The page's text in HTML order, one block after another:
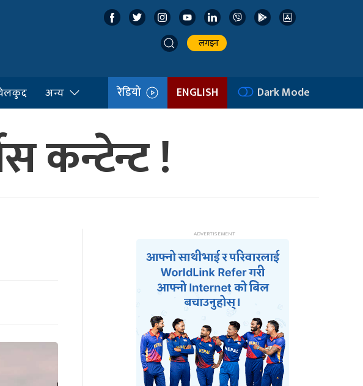
लगइन
अन्य रेडियो ENGLISH Dark Mode
कन्टेन्ट !